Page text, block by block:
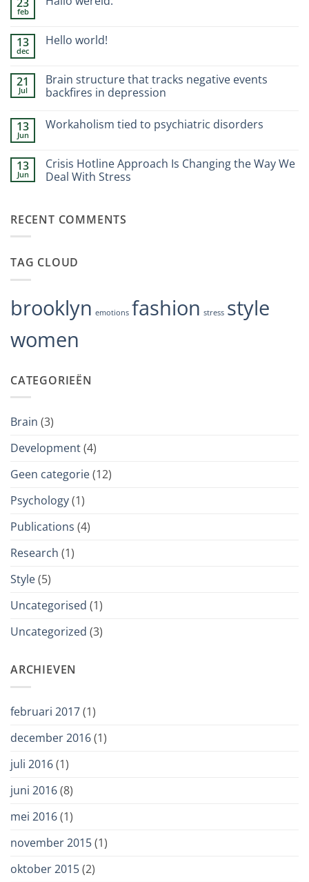
feb
Hallo
13
dec
Hello world!
Hello
world!
21
Jul
Brain structure that tracks negative events
backfires in depression
op
tracks
negative
events
13
Jun
Workaholism tied to psychiatric disorders
Workaholism
tied
to
13
Jun
Crisis Hotline Approach Is Changing the Way We
Deal With Stress
Crisis
Hotline
the
With
Stress
RECENT COMMENTS
TAG CLOUD
brooklyn emotions fashion stress style
women
CATEGORIEËN
Brain (3)
Development(4)
Geen categorie(12)
Psychology(1)
Publications (4)
Research (1)
Style(5)
Uncategorised (1)
Uncategorized (3)
ARCHIEVEN
februari 2017(1)
december 2016(1)
juli 2016(1)
juni 2016(8)
mei 2016(1)
november 2015(1)
oktober 2015(2)